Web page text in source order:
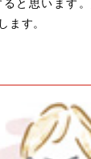
ると思います
ます。